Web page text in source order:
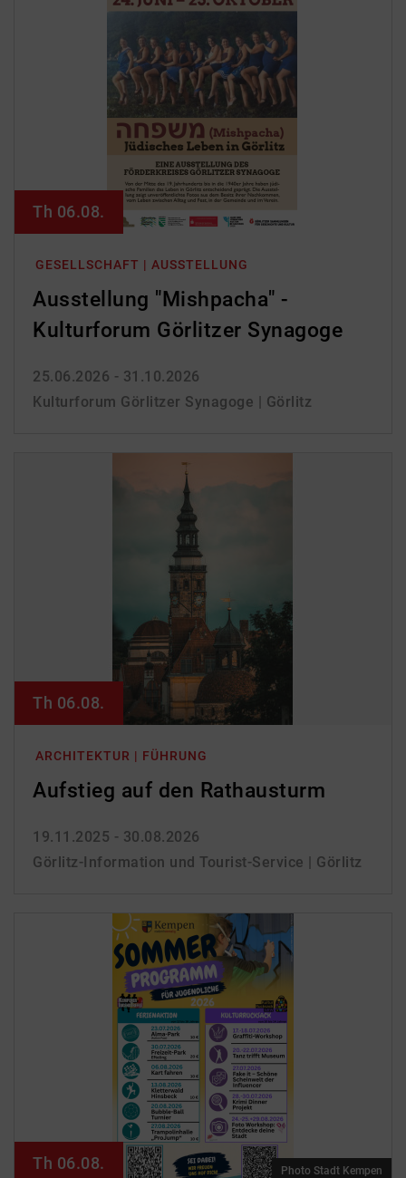
GESELLSCHAFT | AUSSTELLUNG
Ausstellung "Mishpacha" -
Kulturforum Görlitzer Synagoge
25.06.2026 - 31.10.2026
Kulturforum Görlitzer Synagoge | Görlitz
Th 06.08.
ARCHITEKTUR | FÜHRUNG
Aufstieg auf den Rathausturm
19.11.2025 - 30.08.2026
Görlitz-Information und Tourist-Service | Görlitz
Th 06.08.
Th 06.08. Photo Stadt Kempen